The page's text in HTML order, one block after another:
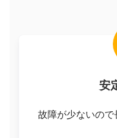
安
故障が少ないので